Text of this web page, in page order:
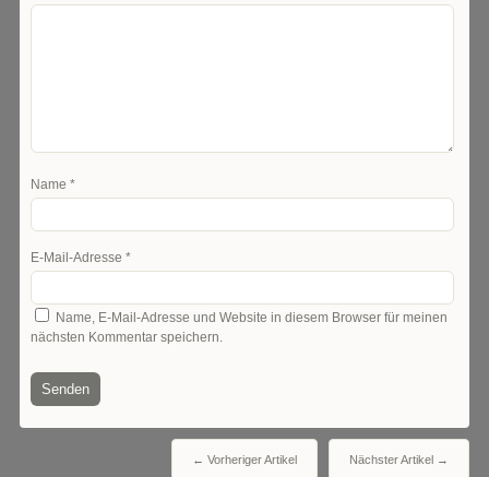
Name *
E-Mail-Adresse *
Name, E-Mail-Adresse und Website in diesem Browser für meinen
nächsten Kommentar speichern.
Nächster Artikel →
← Vorheriger Artikel